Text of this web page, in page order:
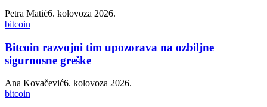
Petra Matić6. kolovoza 2026.
bitcoin
Bitcoin razvojni tim upozorava na ozbiljne
sigurnosne greške
Ana Kovačević6. kolovoza 2026.
bitcoin